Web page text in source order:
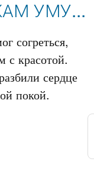
УМУ...
согреться,
с красотой.
сердце